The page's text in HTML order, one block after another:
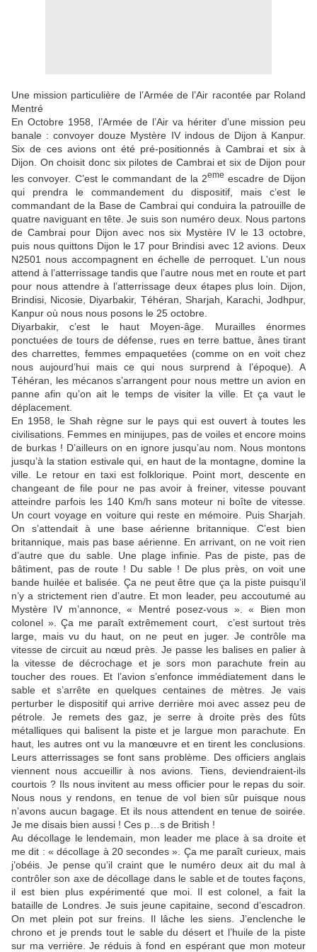
Une mission particulière de l’Armée de l’Air racontée par Roland
Mentré
En Octobre 1958, l’Armée de l’Air va hériter d’une mission peu
banale : convoyer douze Mystère IV indous de Dijon à Kanpur.
Six de ces avions ont été pré-positionnés à Cambrai et six à
Dijon. On choisit donc six pilotes de Cambrai et six de Dijon pour
les convoyer. C’est le commandant de la 2eme escadre de Dijon
qui prendra le commandement du dispositif, mais c’est le
commandant de la Base de Cambrai qui conduira la patrouille de
quatre naviguant en tête. Je suis son numéro deux. Nous partons
de Cambrai pour Dijon avec nos six Mystère IV le 13 octobre,
puis nous quittons Dijon le 17 pour Brindisi avec 12 avions. Deux
N2501 nous accompagnent en échelle de perroquet. L'un nous
attend à l’atterrissage tandis que l’autre nous met en route et part
pour nous attendre à l’atterrissage deux étapes plus loin. Dijon,
Brindisi, Nicosie, Diyarbakir, Téhéran, Sharjah, Karachi, Jodhpur,
Kanpur où nous nous posons le 25 octobre.
Diyarbakir, c’est le haut Moyen-âge. Murailles énormes
ponctuées de tours de défense, rues en terre battue, ânes tirant
des charrettes, femmes empaquetées (comme on en voit chez
nous aujourd’hui mais ce qui nous surprend à l’époque). A
Téhéran, les mécanos s’arrangent pour nous mettre un avion en
panne afin qu’on ait le temps de visiter la ville. Et ça vaut le
déplacement.
En 1958, le Shah règne sur le pays qui est ouvert à toutes les
civilisations. Femmes en minijupes, pas de voiles et encore moins
de burkas ! D’ailleurs on en ignore jusqu’au nom. Nous montons
jusqu’à la station estivale qui, en haut de la montagne, domine la
ville. Le retour en taxi est folklorique. Point mort, descente en
changeant de file pour ne pas avoir à freiner, vitesse pouvant
atteindre parfois les 140 Km/h sans moteur ni boîte de vitesse.
Un court voyage en voiture qui reste en mémoire. Puis Sharjah.
On s’attendait à une base aérienne britannique. C’est bien
britannique, mais pas base aérienne. En arrivant, on ne voit rien
d’autre que du sable. Une plage infinie. Pas de piste, pas de
bâtiment, pas de route ! Du sable ! De plus près, on voit une
bande huilée et balisée. Ça ne peut être que ça la piste puisqu’il
n’y a strictement rien d’autre. Et mon leader, peu accoutumé au
Mystère IV m’annonce, « Mentré posez-vous ». « Bien mon
colonel ». Ça me paraît extrêmement court, c’est surtout très
large, mais vu du haut, on ne peut en juger. Je contrôle ma
vitesse de circuit au nœud près. Je passe les balises en palier à
la vitesse de décrochage et je sors mon parachute frein au
toucher des roues. Et l’avion s’enfonce immédiatement dans le
sable et s’arrête en quelques centaines de mètres. Je vais
perturber le dispositif qui arrive derrière moi avec assez peu de
pétrole. Je remets des gaz, je serre à droite près des fûts
métalliques qui balisent la piste et je largue mon parachute. En
haut, les autres ont vu la manœuvre et en tirent les conclusions.
Leurs atterrissages se font sans problème. Des officiers anglais
viennent nous accueillir à nos avions. Tiens, deviendraient-ils
courtois ? Ils nous invitent au mess officier pour le repas du soir.
Nous nous y rendons, en tenue de vol bien sûr puisque nous
n’avons aucun bagage. Et ils nous attendent en tenue de soirée.
Je me disais bien aussi ! Ces p…s de British !
Au décollage le lendemain, mon leader me place à sa droite et
me dit : « décollage à 20 secondes ». Ça me paraît curieux, mais
j’obéis. Je pense qu’il craint que le numéro deux ait du mal à
contrôler son axe de décollage dans le sable et de toutes façons,
il est bien plus expérimenté que moi. Il est colonel, a fait la
bataille de Londres. Je suis jeune capitaine, second d’escadron.
On met plein pot sur freins. Il lâche les siens. J’enclenche le
chrono et je prends tout le sable du désert et l’huile de la piste
sur ma verrière. Je réduis à fond en espérant que mon moteur